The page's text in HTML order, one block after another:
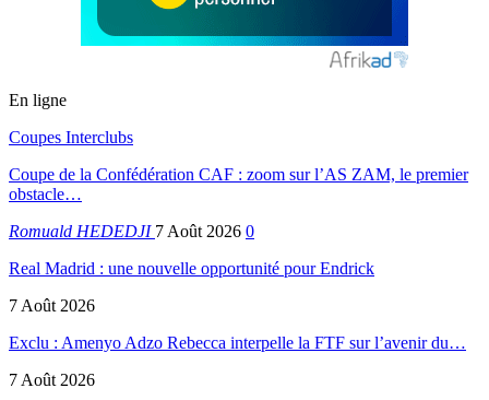
En ligne
Coupes Interclubs
Coupe de la Confédération CAF : zoom sur l’AS ZAM, le premier
obstacle…
Romuald HEDEDJI 7 Août 2026 0
Real Madrid : une nouvelle opportunité pour Endrick
7 Août 2026
Exclu : Amenyo Adzo Rebecca interpelle la FTF sur l’avenir du…
7 Août 2026